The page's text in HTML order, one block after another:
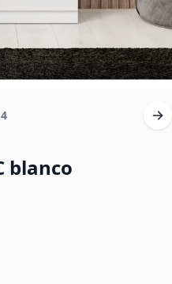
4
blanco